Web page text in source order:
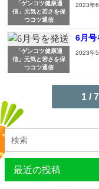
「ゲンコツ健康通
信」元気と若さを保
つコツ通信
2023年6
「ゲンコツ健康通
信」元気と若さを保
つコツ通信
6月号
2023年5
1 / 7
最近の投稿